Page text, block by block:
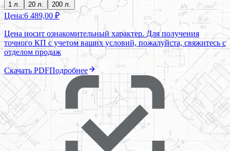
1 л. 20 л. 200 л.
Цена:6 489,00 ₽
Цена носит ознакомительный характер. Для получения
точного КП с учетом ваших условий, пожалуйста, свяжитесь с
отделом продаж
Скачать PDFПодробнее